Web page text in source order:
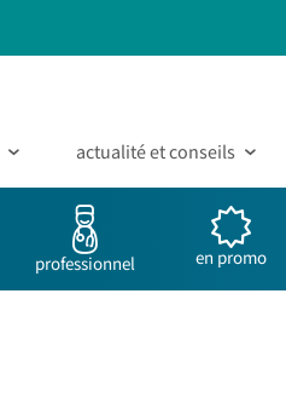
actualité et conseils
professionnel en promo